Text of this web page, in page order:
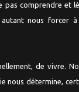
pas comprendre et
autant nous forcer
de vivre.
nous détermine,